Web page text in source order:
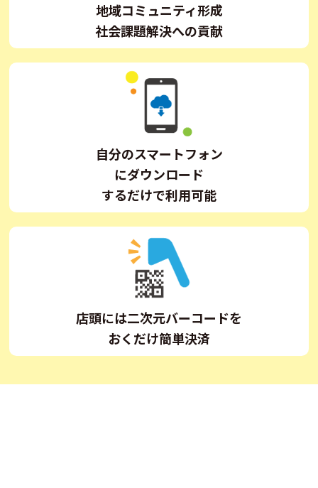
地域コミュニティ形成
社会課題解決への貢献
自分のスマートフォン
にダウンロード
するだけで利用可能
店頭には二次元バーコードを
おくだけ簡単決済